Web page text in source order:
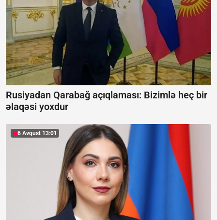
Rusiyadan Qarabağ açıqlaması: Bizimlə heç bir
əlaqəsi yoxdur
6 Avqust 13:01